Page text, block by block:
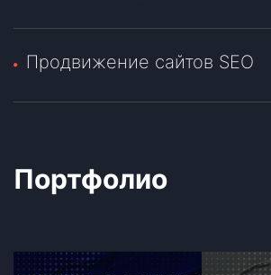
Продвижение сайтов SEO
Портфолио